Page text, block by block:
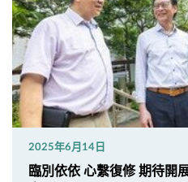
2025年6月14日
臨別依依 心繫復修 期待開